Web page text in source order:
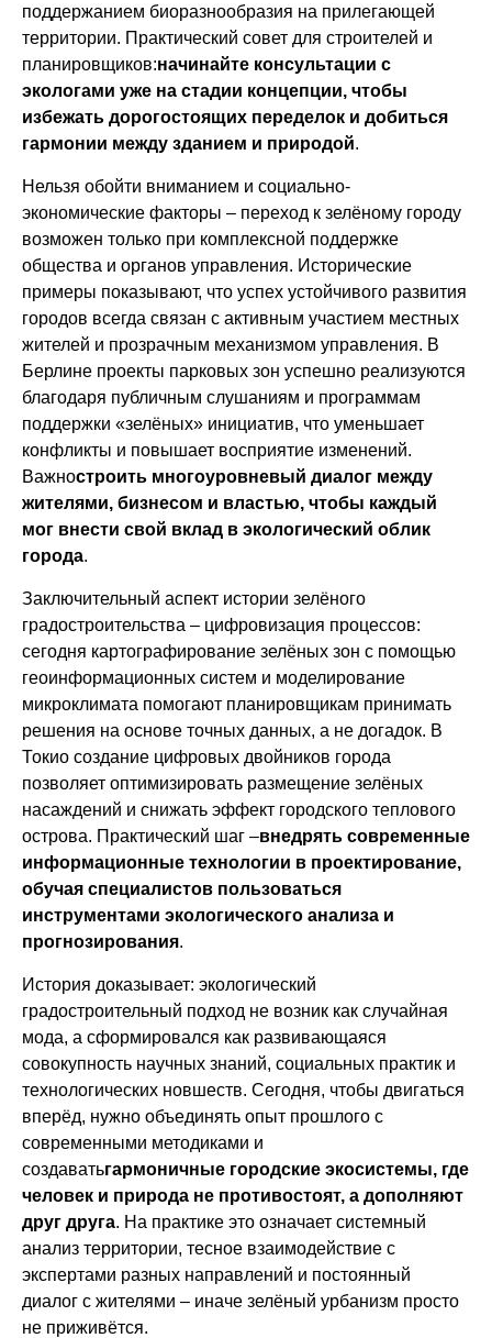
поддержанием биоразнообразия на прилегающей
территории. Практический совет для строителей и
планировщиков:начинайте консультации с
экологами уже на стадии концепции, чтобы
избежать дорогостоящих переделок и добиться
гармонии между зданием и природой.
Нельзя обойти вниманием и социально-
экономические факторы – переход к зелёному городу
возможен только при комплексной поддержке
общества и органов управления. Исторические
примеры показывают, что успех устойчивого развития
городов всегда связан с активным участием местных
жителей и прозрачным механизмом управления. В
Берлине проекты парковых зон успешно реализуются
благодаря публичным слушаниям и программам
поддержки «зелёных» инициатив, что уменьшает
конфликты и повышает восприятие изменений.
Важностроить многоуровневый диалог между
жителями, бизнесом и властью, чтобы каждый
мог внести свой вклад в экологический облик
города.
Заключительный аспект истории зелёного
градостроительства – цифровизация процессов:
сегодня картографирование зелёных зон с помощью
геоинформационных систем и моделирование
микроклимата помогают планировщикам принимать
решения на основе точных данных, а не догадок. В
Токио создание цифровых двойников города
позволяет оптимизировать размещение зелёных
насаждений и снижать эффект городского теплового
острова. Практический шаг –внедрять современные
информационные технологии в проектирование,
обучая специалистов пользоваться
инструментами экологического анализа и
прогнозирования.
История доказывает: экологический
градостроительный подход не возник как случайная
мода, а сформировался как развивающаяся
совокупность научных знаний, социальных практик и
технологических новшеств. Сегодня, чтобы двигаться
вперёд, нужно объединять опыт прошлого с
современными методиками и
создаватьгармоничные городские экосистемы, где
человек и природа не противостоят, а дополняют
друг друга. На практике это означает системный
анализ территории, тесное взаимодействие с
экспертами разных направлений и постоянный
диалог с жителями – иначе зелёный урбанизм просто
не приживётся.